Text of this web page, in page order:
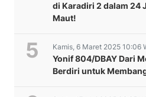
di Karadiri 2 dalam 24
Maut!
Kamis, 6 Maret 2025 10:06
Yonif 804/DBAY Dari
Berdiri untuk